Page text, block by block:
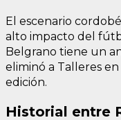
El escenario
alto impacto del
Belgrano tiene un
eliminó a Talleres
edición.
Historial entre